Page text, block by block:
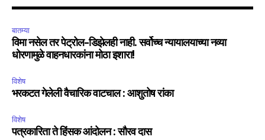
बातम्या
विमा नसेल तर पेट्रोल-डिझेलही नाही. सर्वोच्च न्यायालयाच्या नव्या
धोरणामुळे वाहनधारकांना मोठा इशारा!
विशेष
भरकटत गेलेली वैचारिक वाटचाल : आशुतोष रांका
विशेष
पत्रकारिता ते हिंसक आंदोलन : सौरव दास